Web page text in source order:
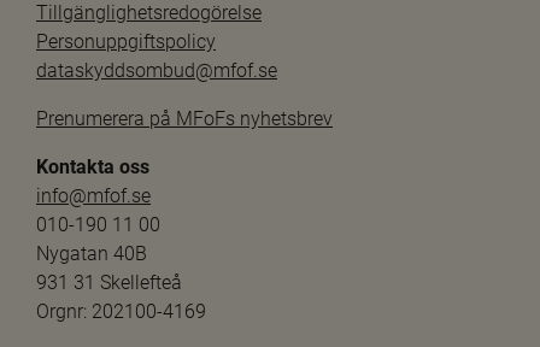
Tillgänglighetsredogörelse
Personuppgiftspolicy
dataskyddsombud@mfof.se
Prenumerera på MFoFs nyhetsbrev
Kontakta oss
info@mfof.se
010-190 11 00
Nygatan 40B
931 31 Skellefteå
Orgnr: 202100-4169